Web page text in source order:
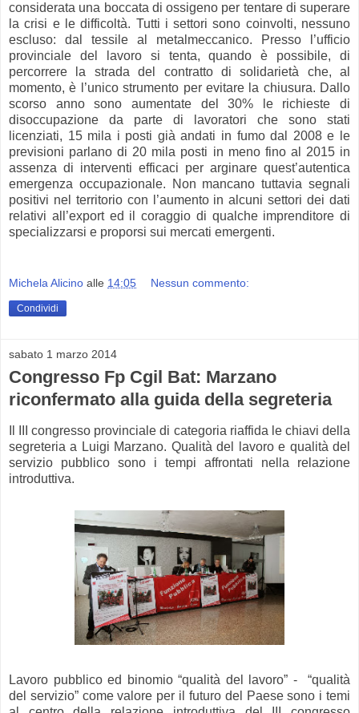
considerata una boccata di ossigeno per tentare di superare
la crisi e le difficoltà. Tutti i settori sono coinvolti, nessuno
escluso: dal tessile al metalmeccanico. Presso l’ufficio
provinciale del lavoro si tenta, quando è possibile, di
percorrere la strada del contratto di solidarietà che, al
momento, è l’unico strumento per evitare la chiusura. Dallo
scorso anno sono aumentate del 30% le richieste di
disoccupazione da parte di lavoratori che sono stati
licenziati, 15 mila i posti già andati in fumo dal 2008 e le
previsioni parlano di 20 mila posti in meno fino al 2015 in
assenza di interventi efficaci per arginare quest’autentica
emergenza occupazionale. Non mancano tuttavia segnali
positivi nel territorio con l’aumento in alcuni settori dei dati
relativi all’export ed il coraggio di qualche imprenditore di
specializzarsi e proporsi sui mercati emergenti.
Michela Alicino alle 14:05 Nessun commento:
Condividi
sabato 1 marzo 2014
Congresso Fp Cgil Bat: Marzano
riconfermato alla guida della segreteria
Il III congresso provinciale di categoria riaffida le chiavi della
segreteria a Luigi Marzano. Qualità del lavoro e qualità del
servizio pubblico sono i tempi affrontati nella relazione
introduttiva.
Lavoro pubblico ed binomio “qualità del lavoro” - “qualità
del servizio” come valore per il futuro del Paese sono i temi